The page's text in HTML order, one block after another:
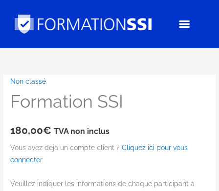
contenu
Non classé
Formation SSI
180,00€ TVA non inclus
Vous avez déjà un compte client ?Cliquez ici pour vous
connecter
Veuillez indiquer les informations de chaque participant à
quantité
de
Formation